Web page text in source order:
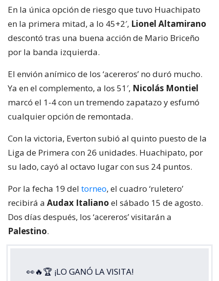
En la única opción de riesgo que tuvo Huachipato
en la primera mitad, a lo 45+2′, Lionel Altamirano
descontó tras una buena acción de Mario Briceño
por la banda izquierda.
El envión anímico de los ‘acereros’ no duró mucho.
Ya en el complemento, a los 51′, Nicolás Montiel
marcó el 1-4 con un tremendo zapatazo y esfumó
cualquier opción de remontada.
Con la victoria, Everton subió al quinto puesto de la
Liga de Primera con 26 unidades. Huachipato, por
su lado, cayó al octavo lugar con sus 24 puntos.
Por la fecha 19 del torneo, el cuadro ‘ruletero’
recibirá a Audax Italiano el sábado 15 de agosto.
Dos días después, los ‘acereros’ visitarán a
Palestino.
👀🔥🏆 ¡LO GANÓ LA VISITA!